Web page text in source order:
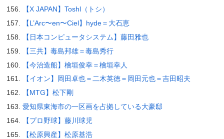
【X JAPAN】Toshl（トシ）
【L’Arc〜en〜Ciel】hyde＝大石恵
【日本コンピュータシステム】藤田雅也
【三共】毒島邦雄＝毒島秀行
【今治造船】檜垣俊幸＝檜垣幸人
【イオン】岡田卓也＝二木英徳＝岡田元也＝吉田昭夫
【MTG】松下剛
愛知県東海市の一区画を占拠している大豪邸
【プロ野球】藤川球児
【松原興産】松原基浩